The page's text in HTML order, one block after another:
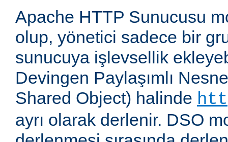
Apache HTTP Sunucusu
olup, yönetici sadece bir
sunucuya işlevsellik
Devingen Paylaşımlı
Shared Object) halinde
ayrı olarak derlenir. DSO